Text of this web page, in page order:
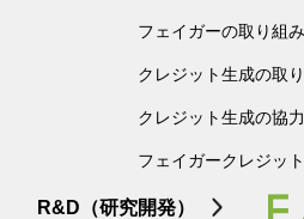
フェイガーの取り組
クレジット生成の取
クレジット生成の協
フェイガークレジッ
R&D（研究開発）